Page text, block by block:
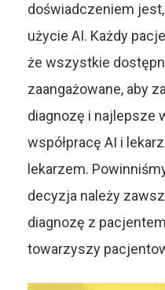
doświadczeniem
użycie AI. Każdy
że wszystkie
zaangażowane, aby
diagnozę i najlepsze
współpracę AI i
lekarzem.
decyzja należy
diagnozę z
towarzyszy